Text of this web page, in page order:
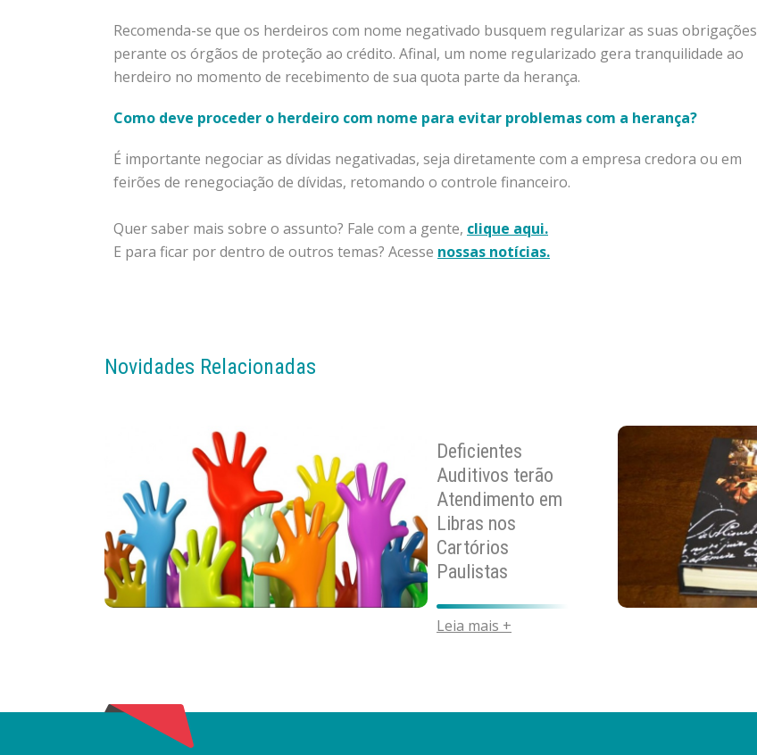
Recomenda-se que os herdeiros com nome negativado busquem regularizar as suas obrigações
perante os órgãos de proteção ao crédito. Afinal, um nome regularizado gera tranquilidade ao
herdeiro no momento de recebimento de sua quota parte da herança.
Como deve proceder o herdeiro com nome para evitar problemas com a herança?
É importante negociar as dívidas negativadas, seja diretamente com a empresa credora ou em
feirões de renegociação de dívidas, retomando o controle financeiro.
Quer saber mais sobre o assunto? Fale com a gente, clique aqui.
E para ficar por dentro de outros temas? Acesse nossas notícias.
Novidades Relacionadas
Deficientes
Auditivos terão
Atendimento em
Libras nos
Cartórios
Paulistas
Leia mais +